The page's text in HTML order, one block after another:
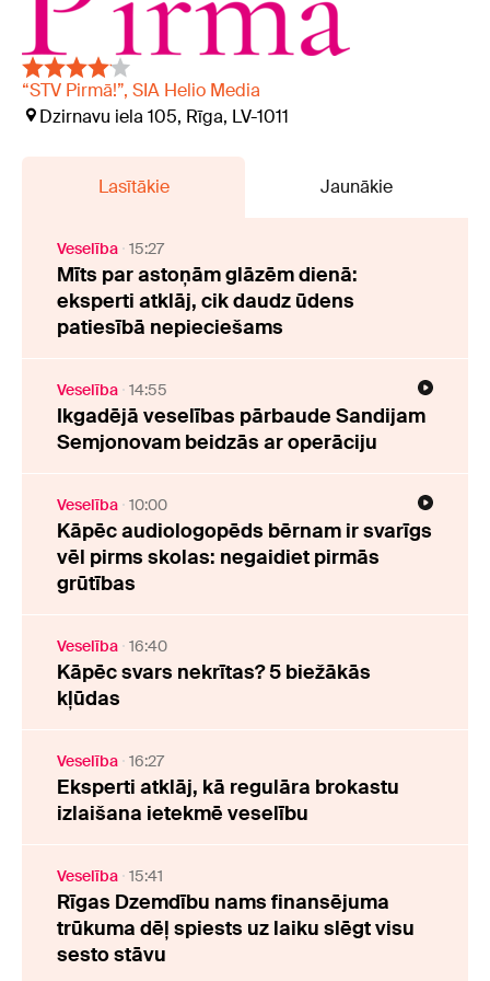
“STV Pirmā!”, SIA Helio Media
Dzirnavu iela 105, Rīga, LV-1011
Lasītākie Jaunākie
Veselība 15:27
Mīts par astoņām glāzēm dienā:
eksperti atklāj, cik daudz ūdens
patiesībā nepieciešams
Veselība 14:55
Ikgadējā veselības pārbaude Sandijam
Semjonovam beidzās ar operāciju
Veselība 10:00
Kāpēc audiologopēds bērnam ir svarīgs
vēl pirms skolas: negaidiet pirmās
grūtības
Veselība 16:40
Kāpēc svars nekrītas? 5 biežākās
kļūdas
Veselība 16:27
Eksperti atklāj, kā regulāra brokastu
izlaišana ietekmē veselību
Veselība 15:41
Rīgas Dzemdību nams finansējuma
trūkuma dēļ spiests uz laiku slēgt visu
sesto stāvu